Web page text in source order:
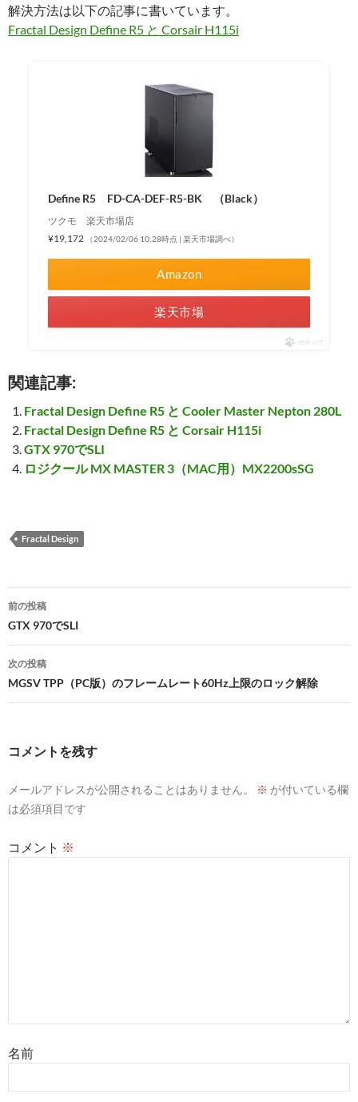
解決方法は以下の記事に書いています。
Fractal Design Define R5 と Corsair H115i
Define R5 FD-CA-DEF-R5-BK （Black）
ツクモ 楽天市場店
¥19,172
（2024/02/06 10:28時点 | 楽天市場調べ）
Amazon
楽天市場
ポチップ
関連記事:
Fractal Design Define R5 と Cooler Master Nepton 280L
Fractal Design Define R5 と Corsair H115i
GTX 970でSLI
ロジクール MX MASTER 3（MAC用）MX2200sSG
Fractal Design
投
稿
ナ
ビ
ゲ
ョ
前の投稿
GTX 970でSLI
次の投稿
MGSV TPP（PC版）のフレームレート60Hz上限のロック解除
コメントを残す
メールアドレスが公開されることはありません。 ※ が付いている欄
は必須項目です
コメント ※
名前